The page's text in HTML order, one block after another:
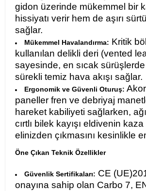
gidon üzerinde mükemmel bir
hissiyatı verir hem de aşırı
sağlar.
Mükemmel Havalandırma: Kritik
kullanılan delikli deri (vented
sayesinde, en sıcak
sürekli temiz hava akışı sağlar.
Ergonomik ve Güvenli Oturuş:
paneller fren ve debriyaj
hareket kabiliyeti sağlarken,
cırtlı bilek kayışı eldivenin
elinizden çıkmasını kesinlikle
Öne Çıkan Teknik Özellikler
Güvenlik Sertifikaları: CE
onayına sahip olan Carbo 7,